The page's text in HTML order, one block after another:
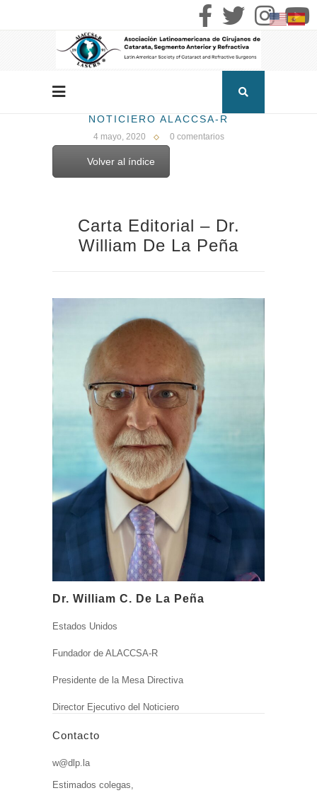
NOTICIERO ALACCSA-R
4 mayo, 2020 0 comentarios
Volver al índice
Carta Editorial – Dr.
William De La Peña
Dr. William C. De La Peña
Estados Unidos
Fundador de ALACCSA-R
Presidente de la Mesa Directiva
Director Ejecutivo del Noticiero
Contacto
w@dlp.la
Estimados colegas,